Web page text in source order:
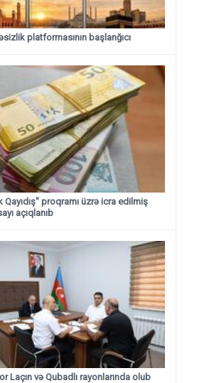
platformasının başlanğıcı
Qayıdış" proqramı üzrə icra edilmiş
açıqlanıb
Laçın və Qubadlı rayonlarında olub